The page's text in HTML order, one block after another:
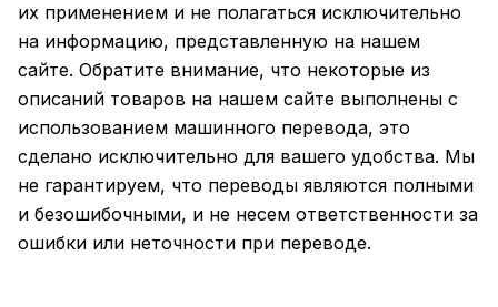
их применением и не полагаться исключительно
на информацию, представленную на нашем
сайте. Обратите внимание, что некоторые из
описаний товаров на нашем сайте выполнены с
использованием машинного перевода, это
сделано исключительно для вашего удобства. Мы
не гарантируем, что переводы являются полными
и безошибочными, и не несем ответственности за
ошибки или неточности при переводе.